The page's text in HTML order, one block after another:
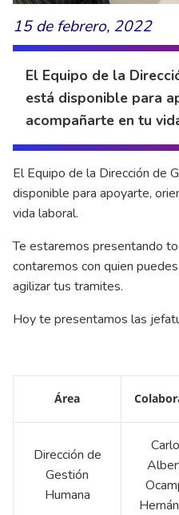
15 de febrero, 2022
El Equipo de la
está disponible para
acompañarte en tu
El Equipo de la Dirección de
disponible para apoyarte,
vida laboral.
Te estaremos presentando
contaremos con quien
agilizar tus tramites.
Hoy te presentamos las
Área
Dirección de
Gestión
Humana